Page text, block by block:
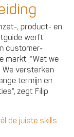
, product- en
werft
customer-
markt. “Wat we
We versterken
termijn en
zegt Filip
de juiste skills